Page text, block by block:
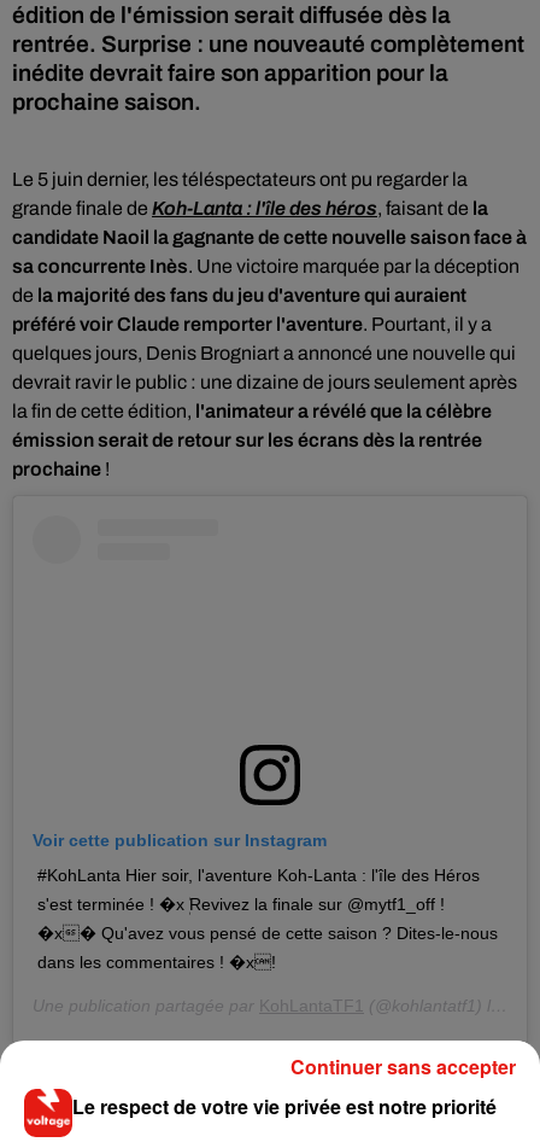
édition de l'émission serait diffusée dès la
rentrée. Surprise : une nouveauté complètement
inédite devrait faire son apparition pour la
prochaine saison.
Le 5 juin dernier, les téléspectateurs ont pu regarder la
grande finale de Koh-Lanta : l'île des héros, faisant de la
candidate Naoil la gagnante de cette nouvelle saison face à
sa concurrente Inès. Une victoire marquée par la déception
de la majorité des fans du jeu d'aventure qui auraient
préféré voir Claude remporter l'aventure. Pourtant, il y a
quelques jours, Denis Brogniart a annoncé une nouvelle qui
devrait ravir le public : une dizaine de jours seulement après
la fin de cette édition, l'animateur a révélé que la célèbre
émission serait de retour sur les écrans dès la rentrée
prochaine !
Voir cette publication sur Instagram
#KohLanta Hier soir, l'aventure Koh-Lanta : l'île des Héros
s'est terminée ! �xܲ Revivez la finale sur @mytf1_off !
�x� Qu'avez vous pensé de cette saison ? Dites-le-nous
dans les commentaires ! �x!
Une publication partagée par KohLantaTF1 (@kohlantatf1) le
Le combat des régions
Une future saison marquée par une nouveauté inédite, et pas
Le respect de votre vie privée est notre priorité
Continuer sans accepter